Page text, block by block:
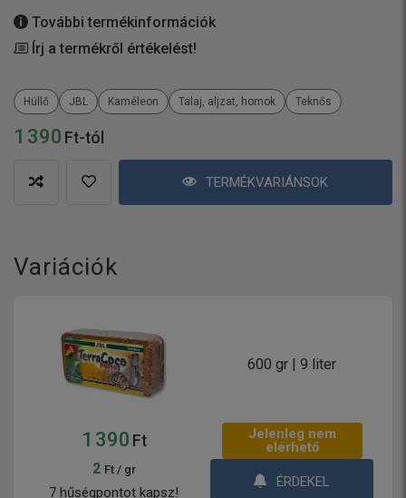
1 390 Ft-tól
TERMÉKVARIÁNSOK
További termékinformációk
Írj a termékről értékelést!
Hüllő JBL Kaméleon Talaj, aljzat, homok Teknős
Variációk
600 gr | 9 liter
1 390 Ft
2 Ft / gr
7 hűségpontot kapsz!
Jelenleg nem
elérhető
ÉRDEKEL